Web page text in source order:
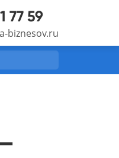
77 59
biznesov.ru